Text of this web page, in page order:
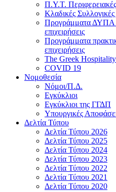
Π.Υ.Τ.
Κλαδικές
Προγράμματα ΔΥΠΑ
επιχειρήσεις
Προγράμματα
επιχειρήσεις
The Greek
COVID 19
Νομοθεσία
Νόμοι/Π.Δ.
Εγκύκλιοι
Εγκύκλιοι της ΓΓΔΠ
Υπουργικές
Δελτία Τύπου
Δελτία Τύπου 2026
Δελτία Τύπου 2025
Δελτία Τύπου 2024
Δελτία Τύπου 2023
Δελτία Τύπου 2022
Δελτία Τύπου 2021
Δελτία Τύπου 2020